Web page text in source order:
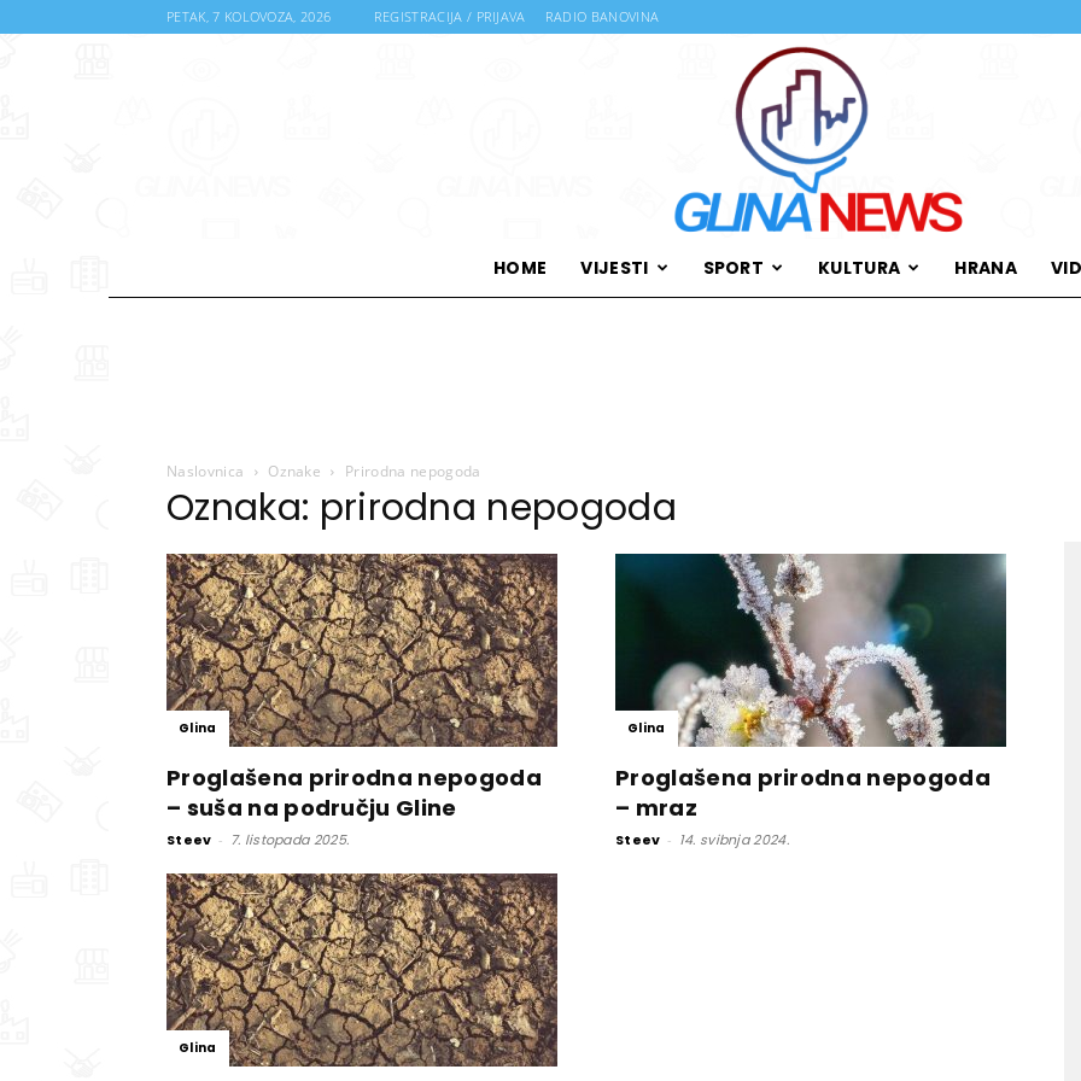
PETAK, 7 KOLOVOZA, 2026 REGISTRACIJA / PRIJAVA RADIO BANOVINA
HOME VIJESTI SPORT KULTURA HRANA
Naslovnica Oznake Prirodna nepogoda
Oznaka: prirodna nepogoda
Glina
Proglašena prirodna nepogoda
– suša na području Gline
Steev - 7. listopada 2025.
Glina
Proglašena prirodna nepogoda
– mraz
Steev - 14. svibnja 2024.
Glina